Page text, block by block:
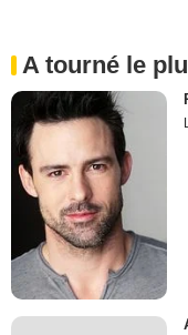
A tourné le